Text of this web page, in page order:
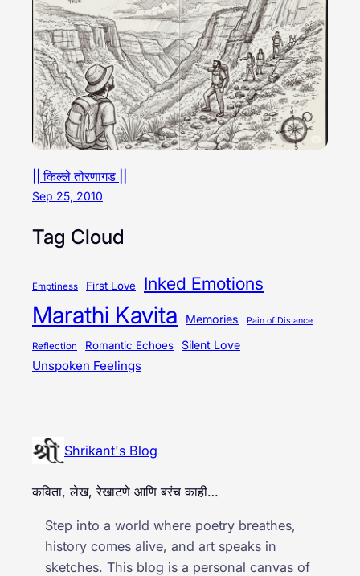
|| किल्ले तोरणागड ||
Sep 25, 2010
Tag Cloud
Emptiness First Love Inked Emotions
Marathi Kavita Memories Pain of Distance
Reflection Romantic Echoes Silent Love
Unspoken Feelings
Shrikant's Blog
कविता, लेख, रेखाटणे आणि बरंच काही…
Step into a world where poetry breathes,
history comes alive, and art speaks in
sketches. This blog is a personal canvas of